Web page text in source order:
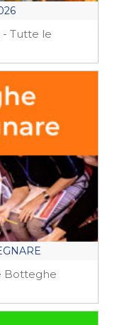
- Tutte le
Botteghe